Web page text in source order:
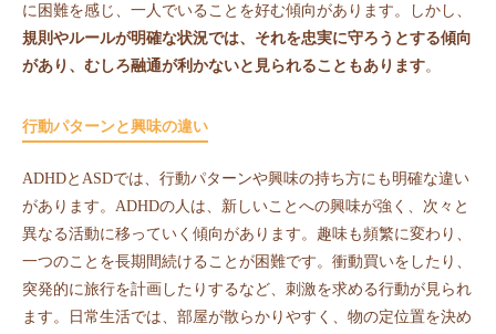
に困難を感じ、一人でいることを好む傾向があります。しかし、
規則やルールが明確な状況では、それを忠実に守ろうとする傾向
があり、むしろ融通が利かないと見られることもあります。
行動パターンと興味の違い
ADHDとASDでは、行動パターンや興味の持ち方にも明確な違い
があります。ADHDの人は、新しいことへの興味が強く、次々と
異なる活動に移っていく傾向があります。趣味も頻繁に変わり、
一つのことを長期間続けることが困難です。衝動買いをしたり、
突発的に旅行を計画したりするなど、刺激を求める行動が見られ
ます。日常生活では、部屋が散らかりやすく、物の定位置を決め